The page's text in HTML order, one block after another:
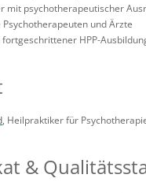
mit psychotherapeutischer
und Ärzte
fortgeschrittener HPP-
, Heilpraktiker für
&